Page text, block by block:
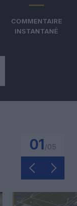
COMMENTAIRE
INSTANTANÉ
01